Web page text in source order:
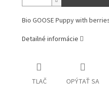
Bio GOOSE Puppy with
Detailné informácie
TLAČ OPÝTAŤ SA